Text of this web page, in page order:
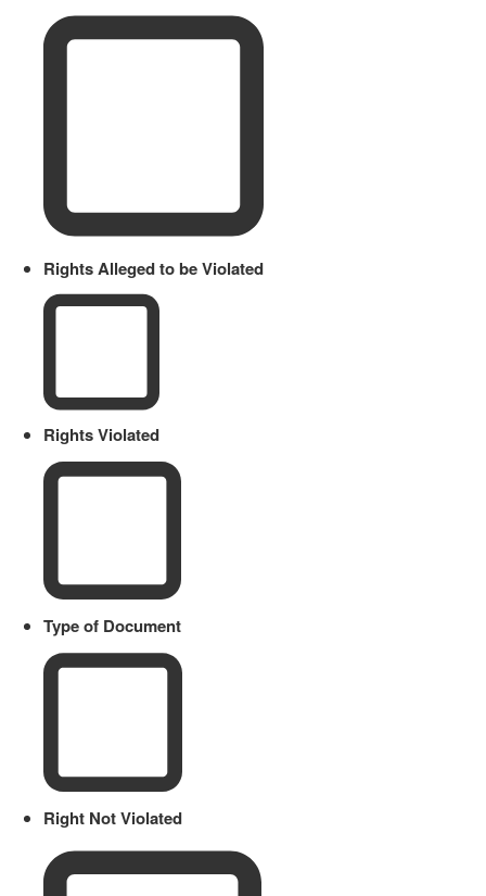
Rights Alleged to be Violated
Rights Violated
Type of Document
Right Not Violated